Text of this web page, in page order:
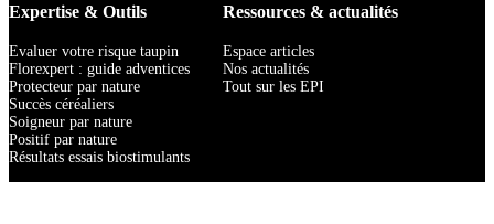
Expertise & Outils
Evaluer votre risque taupin
Florexpert : guide adventices
Protecteur par nature
Succès céréaliers
Soigneur par nature
Positif par nature
Résultats essais biostimulants
Ressources & actualités
Espace articles
Nos actualités
Tout sur les EPI